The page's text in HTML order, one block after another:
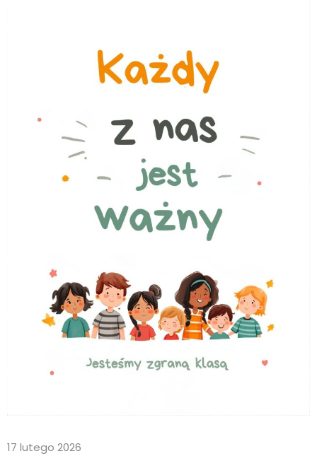
17 lutego 2026